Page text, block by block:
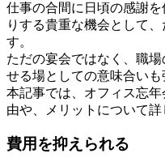
仕事の合間に日頃の感謝
りする貴重な機会として
す。
ただの宴会ではなく、職
せる場としての意味合いも
本記事では、オフィス忘
由や、メリットについて詳
費用を抑えられる